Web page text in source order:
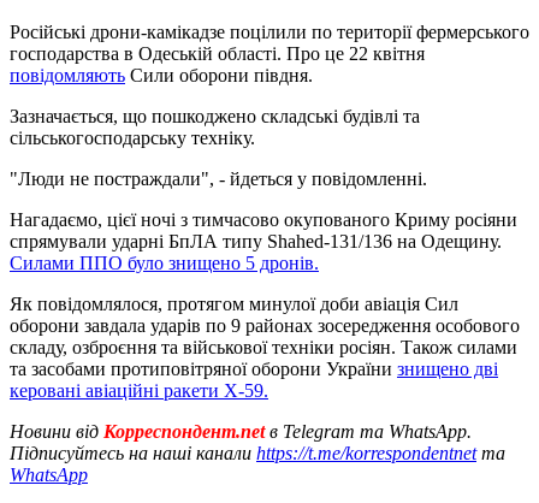
Російські дрони-камікадзе поцілили по території фермерського
господарства в Одеській області. Про це 22 квітня
повідомляють Сили оборони півдня.
Зазначається, що пошкоджено складські будівлі та
сільськогосподарську техніку.
"Люди не постраждали", - йдеться у повідомленні.
Нагадаємо, цієї ночі з тимчасово окупованого Криму росіяни
спрямували ударні БпЛА типу Shahed-131/136 на Одещину.
Силами ППО було знищено 5 дронів.
Як повідомлялося, протягом минулої доби авіація Сил
оборони завдала ударів по 9 районах зосередження особового
складу, озброєння та військової техніки росіян. Також силами
та засобами протиповітряної оборони України знищено дві
керовані авіаційні ракети Х-59.
Новини від Корреспондент.netв Telegram та WhatsApp.
Підписуйтесь на наші канали https://t.me/korrespondentnetта
WhatsApp